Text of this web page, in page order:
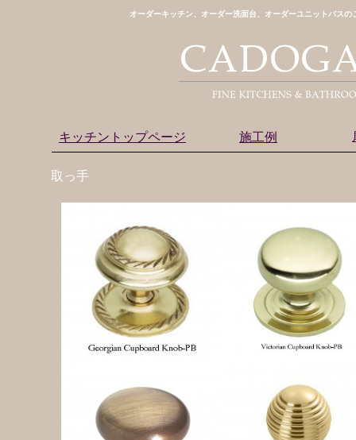
オーダーキッチン、オーダー洗面台、オーダーユニットバス
キッチントップページ 施工例
取っ手